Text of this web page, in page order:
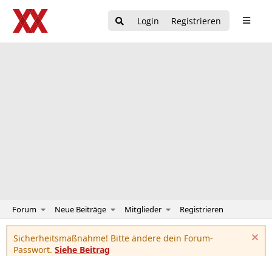
Login Registrieren
Forum Neue Beiträge Mitglieder Registrieren
Sicherheitsmaßnahme! Bitte ändere dein Forum-
Passwort. Siehe Beitrag